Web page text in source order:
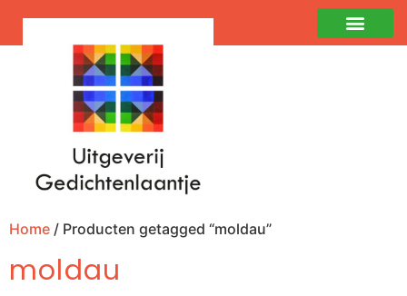
Home / Producten getagged “moldau”
moldau